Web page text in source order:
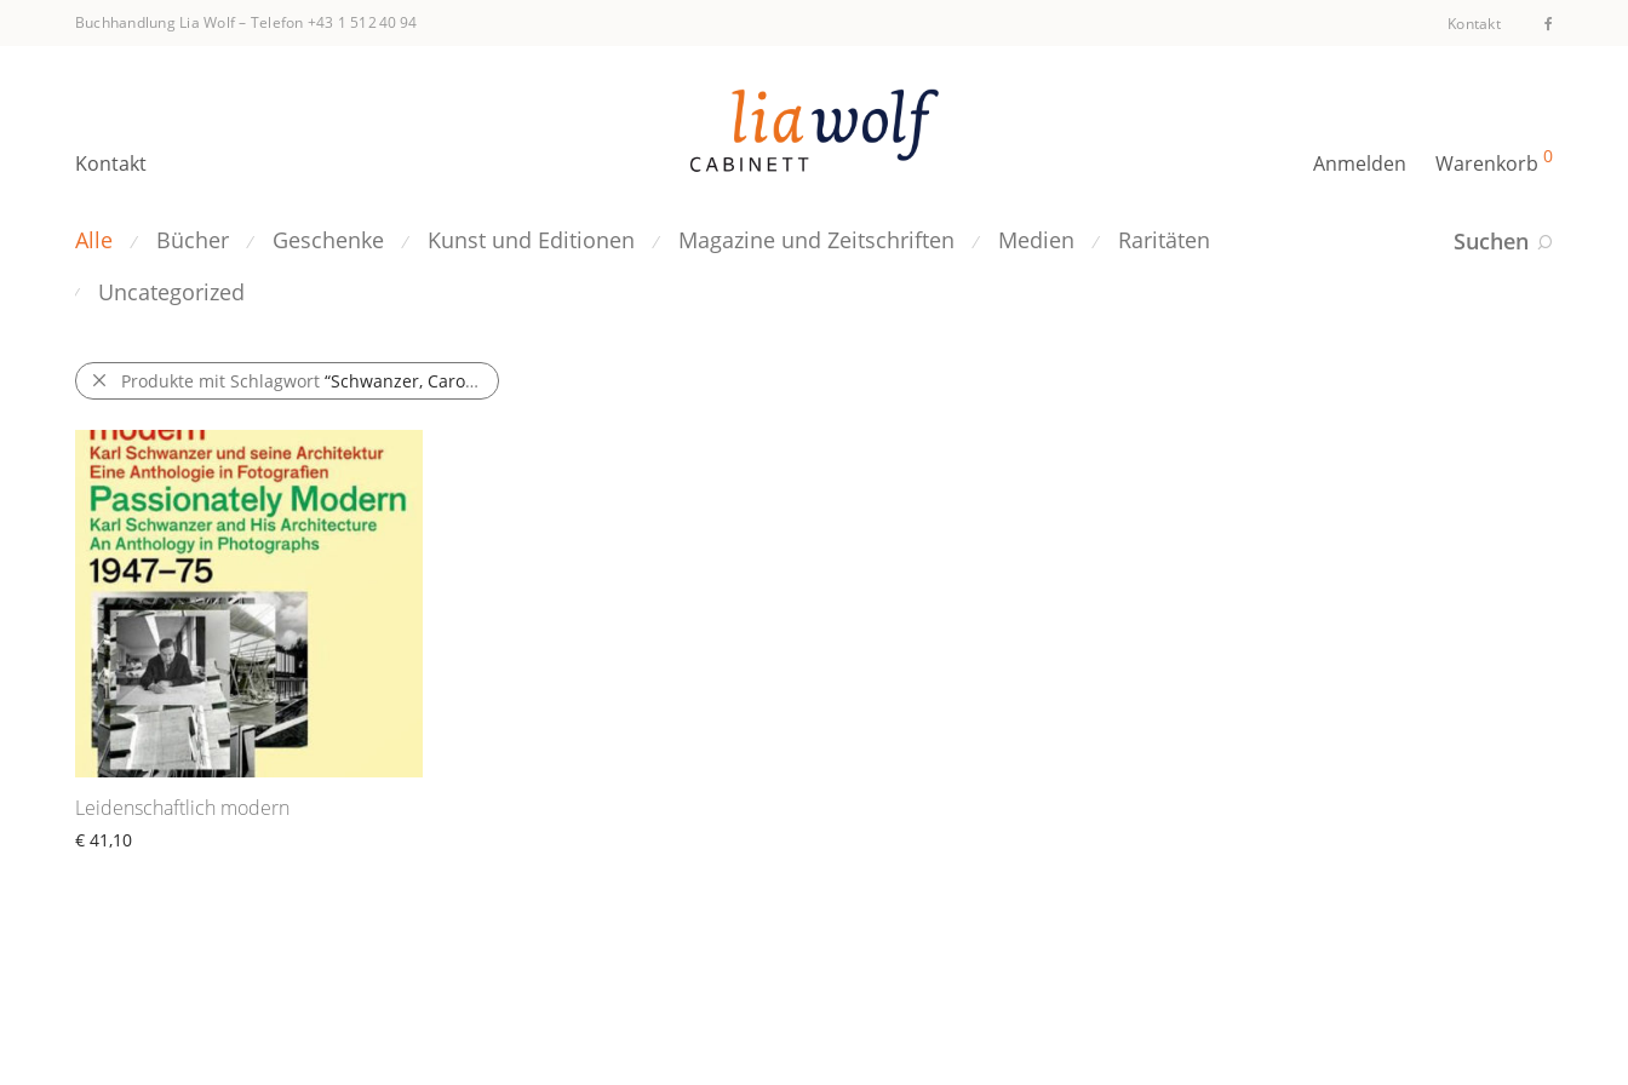
Buchhandlung Lia Wolf– Telefon +43 1 512 40 94 Kontakt
Kontakt Anmelden Warenkorb 0
Suchen
Alle ⁄ Bücher ⁄ Geschenke ⁄ Kunst und Editionen ⁄ Magazine und Zeitschriften ⁄ Medien ⁄ Raritäten
⁄ Uncategorized
Produkte mit Schlagwort “Schwanzer, Caroline/Pogoreutz, Mirko”
Leidenschaftlich modern
€ 41,10